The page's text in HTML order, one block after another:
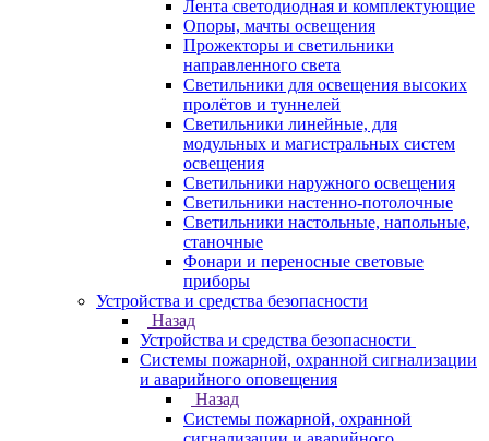
Лента светодиодная и комплектующие
Опоры, мачты освещения
Прожекторы и светильники
направленного света
Светильники для освещения высоких
пролётов и туннелей
Светильники линейные, для
модульных и магистральных систем
освещения
Светильники наружного освещения
Светильники настенно-потолочные
Светильники настольные, напольные,
станочные
Фонари и переносные световые
приборы
Устройства и средства безопасности
Назад
Устройства и средства безопасности
Системы пожарной, охранной сигнализации
и аварийного оповещения
Назад
Системы пожарной, охранной